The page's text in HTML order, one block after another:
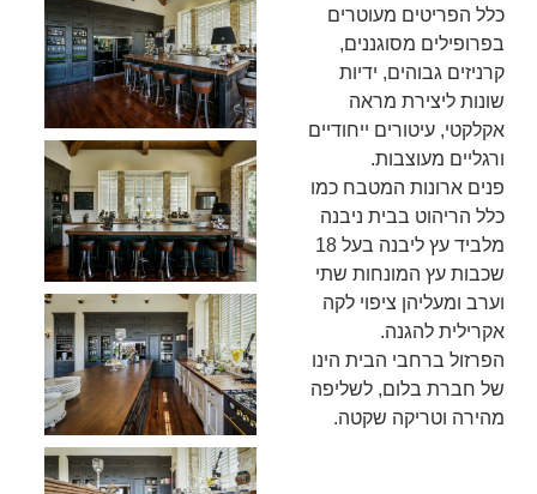
כלל הפריטים מעוטרים
בפרופילים מסוגננים,
קרניזים גבוהים, ידיות
שונות ליצירת מראה
אקלקטי, עיטורים ייחודיים
ורגליים מעוצבות.
פנים ארונות המטבח כמו
כלל הריהוט בבית ניבנה
מלביד עץ ליבנה בעל 18
שכבות עץ המונחות שתי
וערב ומעליהן ציפוי לקה
אקרילית להגנה.
הפרזול ברחבי הבית הינו
של חברת בלום, לשליפה
מהירה וטריקה שקטה.